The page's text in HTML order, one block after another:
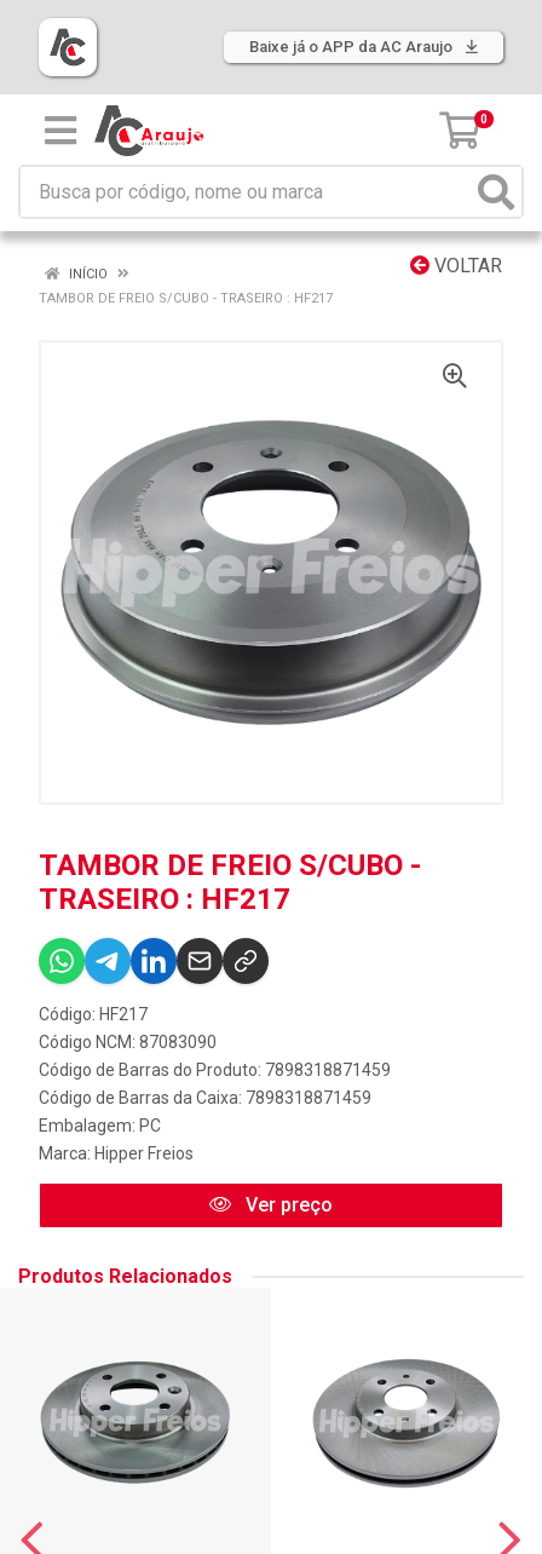
Baixe já o APP da AC Araujo
0
VOLTAR
INÍCIO
TAMBOR DE FREIO S/CUBO - TRASEIRO : HF217
TAMBOR DE FREIO S/CUBO -
TRASEIRO : HF217
Código: HF217
Código NCM: 87083090
Código de Barras do Produto: 7898318871459
Código de Barras da Caixa: 7898318871459
Embalagem: PC
Marca: Hipper Freios
Ver preço
Produtos Relacionados